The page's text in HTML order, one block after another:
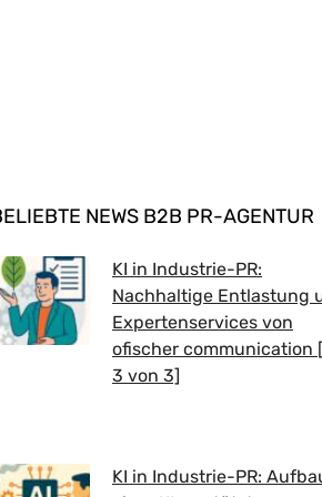
NEWS B2B PR-AGENTUR
KI in Industrie-PR:
Nachhaltige Entlastung
Expertenservices von
ofischer communication
3 von 3]
KI in Industrie-PR: